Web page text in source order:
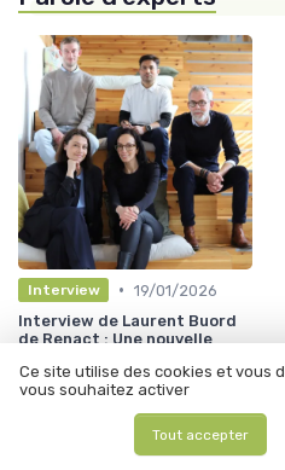
Interview • 19/01/2026
Interview de Laurent Buord
de Renact : Une nouvelle
approche autour des
neurosciences et du
Système Endocannabinoïde
Ce site utilise des cookies et vous
vous souhaitez activer
Tout accepter